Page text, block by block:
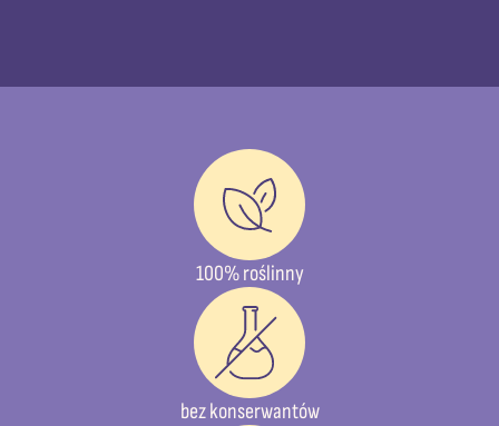
100% roślinny
bez konserwantów